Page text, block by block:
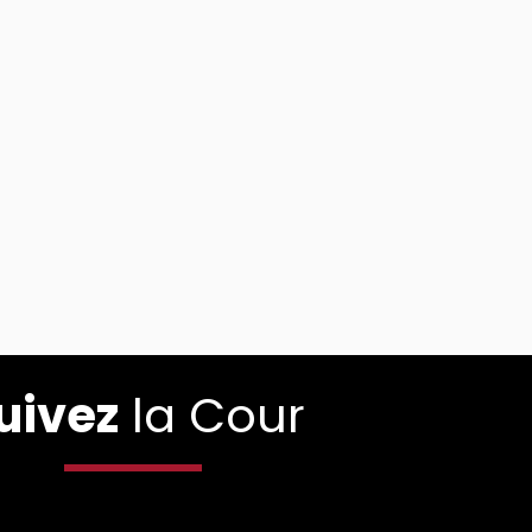
la Cour